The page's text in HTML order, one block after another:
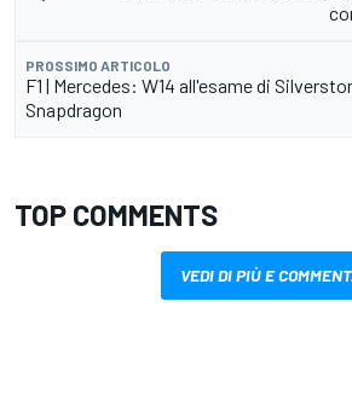
PROSSIMO ARTICOLO
F1 | Mercedes: W14 all'esame di
Snapdragon
TOP COMMENTS
VEDI DI PIÙ E